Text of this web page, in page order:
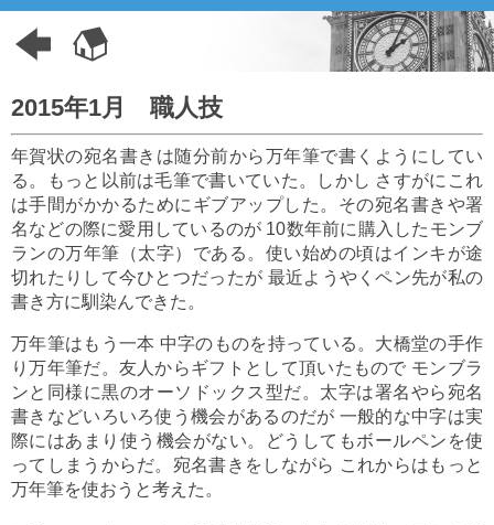
2015年1月 職人技
年賀状の宛名書きは随分前から万年筆で書くようにしてい
る。もっと以前は毛筆で書いていた。しかし さすがにこれ
は手間がかかるためにギブアップした。その宛名書きや署
名などの際に愛用しているのが 10数年前に購入したモンブ
ランの万年筆（太字）である。使い始めの頃はインキが途
切れたりして今ひとつだったが 最近ようやくペン先が私の
書き方に馴染んできた。
万年筆はもう一本 中字のものを持っている。大橋堂の手作
り万年筆だ。友人からギフトとして頂いたもので モンブラ
ンと同様に黒のオーソドックス型だ。太字は署名やら宛名
書きなどいろいろ使う機会があるのだが 一般的な中字は実
際にはあまり使う機会がない。どうしてもボールペンを使
ってしまうからだ。宛名書きをしながら これからはもっと
万年筆を使おうと考えた。